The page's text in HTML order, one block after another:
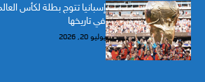
في تاريخها
يوليو 20, 2026